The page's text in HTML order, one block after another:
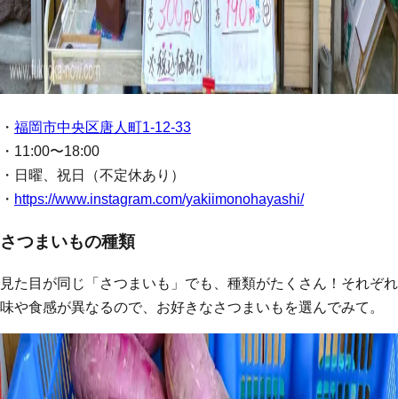
・ 福岡市中央区唐人町1-12-33
・11:00〜18:00
・日曜、祝日（不定休あり）
・ https://www.instagram.com/yakiimonohayashi/
さつまいもの種類
見た目が同じ「さつまいも」でも、種類がたくさん！それぞれ
味や食感が異なるので、お好きなさつまいもを選んでみて。